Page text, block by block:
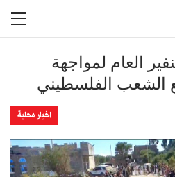
العام لمواجهة
الشعب الفلسطيني
اخبار محلية